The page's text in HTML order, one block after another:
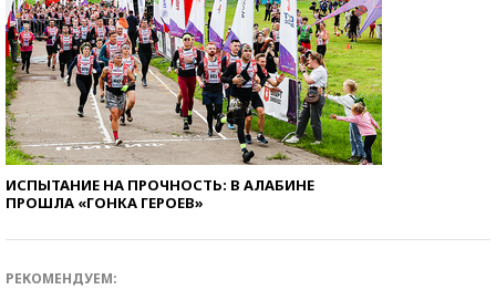
ИСПЫТАНИЕ НА ПРОЧНОСТЬ: В АЛАБИНЕ
ПРОШЛА «ГОНКА ГЕРОЕВ»
РЕКОМЕНДУЕМ: